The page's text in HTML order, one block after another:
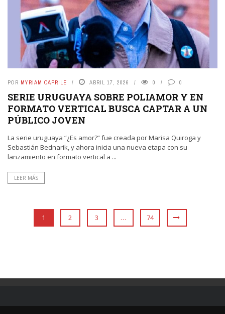
POR MYRIAM CAPRILE ABRIL 17, 2026 0 0
SERIE URUGUAYA SOBRE POLIAMOR Y EN
FORMATO VERTICAL BUSCA CAPTAR A UN
PÚBLICO JOVEN
La serie uruguaya “¿Es amor?” fue creada por Marisa Quiroga y
Sebastián Bednarik, y ahora inicia una nueva etapa con su
lanzamiento en formato vertical a ...
LEER MÁS
1 2 3 … 74